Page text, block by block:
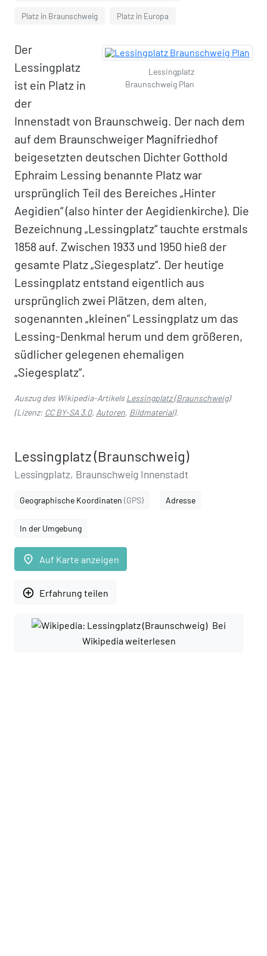
Platz in Braunschweig Platz in Europa
Lessingplatz
Braunschweig Plan
Der
Lessingplatz
ist ein Platz in
der
Innenstadt von Braunschweig. Der nach dem
auf dem Braunschweiger Magnifriedhof
beigesetzten deutschen Dichter Gotthold
Ephraim Lessing benannte Platz war
ursprünglich Teil des Bereiches „Hinter
Aegidien“ (also hinter der Aegidienkirche). Die
Bezeichnung „Lessingplatz“ tauchte erstmals
1858 auf. Zwischen 1933 und 1950 hieß der
gesamte Platz „Siegesplatz“. Der heutige
Lessingplatz entstand eigentlich aus
ursprünglich zwei Plätzen, dem alten,
sogenannten „kleinen“ Lessingplatz um das
Lessing-Denkmal herum und dem größeren,
südlicher gelegenen ehemaligen
„Siegesplatz“.
Auszug des Wikipedia-ArtikelsLessingplatz (Braunschweig)
(Lizenz: CC BY-SA 3.0, Autoren, Bildmaterial).
Lessingplatz (Braunschweig)
Lessingplatz, Braunschweig Innenstadt
Geographische Koordinaten (GPS) Adresse
In der Umgebung
place Auf Karte anzeigen
add_circle_outline Erfahrung teilen
Bei
Wikipedia weiterlesen